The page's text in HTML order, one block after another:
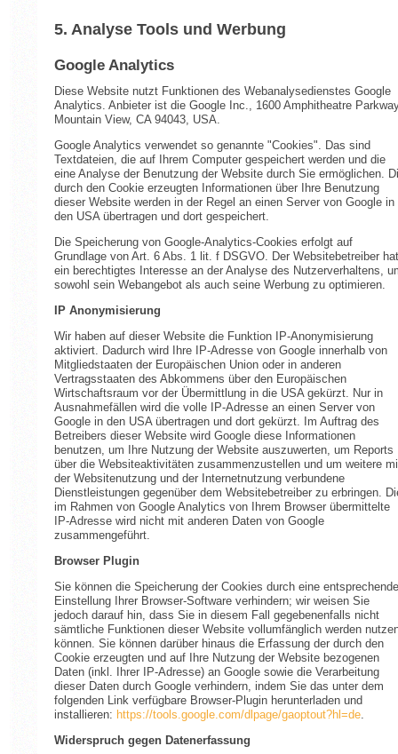
5. Analyse Tools und Werbung
Google Analytics
Diese Website nutzt Funktionen des Webanalysedienstes Google
Analytics. Anbieter ist die Google Inc., 1600 Amphitheatre
Mountain View, CA 94043, USA.
Google Analytics verwendet so genannte "Cookies". Das sind
Textdateien, die auf Ihrem Computer gespeichert werden und die
eine Analyse der Benutzung der Website durch Sie ermöglichen.
durch den Cookie erzeugten Informationen über Ihre Benutzung
dieser Website werden in der Regel an einen Server von Google in
den USA übertragen und dort gespeichert.
Die Speicherung von Google-Analytics-Cookies erfolgt auf
Grundlage von Art. 6 Abs. 1 lit. f DSGVO. Der Websitebetreiber hat
ein berechtigtes Interesse an der Analyse des Nutzerverhaltens,
sowohl sein Webangebot als auch seine Werbung zu optimieren.
IP Anonymisierung
Wir haben auf dieser Website die Funktion IP-Anonymisierung
aktiviert. Dadurch wird Ihre IP-Adresse von Google innerhalb von
Mitgliedstaaten der Europäischen Union oder in anderen
Vertragsstaaten des Abkommens über den Europäischen
Wirtschaftsraum vor der Übermittlung in die USA gekürzt. Nur in
Ausnahmefällen wird die volle IP-Adresse an einen Server von
Google in den USA übertragen und dort gekürzt. Im Auftrag des
Betreibers dieser Website wird Google diese Informationen
benutzen, um Ihre Nutzung der Website auszuwerten, um Reports
über die Websiteaktivitäten zusammenzustellen und um weitere
der Websitenutzung und der Internetnutzung verbundene
Dienstleistungen gegenüber dem Websitebetreiber zu erbringen.
im Rahmen von Google Analytics von Ihrem Browser übermittelte
IP-Adresse wird nicht mit anderen Daten von Google
zusammengeführt.
Browser Plugin
Sie können die Speicherung der Cookies durch eine entsprechende
Einstellung Ihrer Browser-Software verhindern; wir weisen Sie
jedoch darauf hin, dass Sie in diesem Fall gegebenenfalls nicht
sämtliche Funktionen dieser Website vollumfänglich werden
können. Sie können darüber hinaus die Erfassung der durch den
Cookie erzeugten und auf Ihre Nutzung der Website bezogenen
Daten (inkl. Ihrer IP-Adresse) an Google sowie die Verarbeitung
dieser Daten durch Google verhindern, indem Sie das unter dem
folgenden Link verfügbare Browser-Plugin herunterladen und
installieren: https://tools.google.com/dlpage/gaoptout?hl=de.
Widerspruch gegen Datenerfassung